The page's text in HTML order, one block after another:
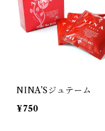
NINA’Sジュテーム
¥750